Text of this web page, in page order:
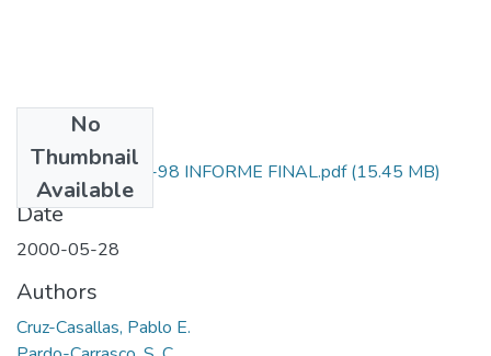
No
Thumbnail
Available
1122-09-797-98 INFORME FINAL.pdf(15.45 MB)
Date
2000-05-28
Authors
Cruz-Casallas, Pablo E.